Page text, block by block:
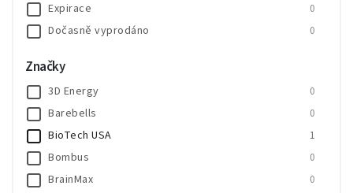
Expirace 0
Dočasně vyprodáno 0
SALECODE:SALE30:30:%
Značky
3D Energy 0
Barebells 0
BioTech USA 1
Bombus 0
BrainMax 0